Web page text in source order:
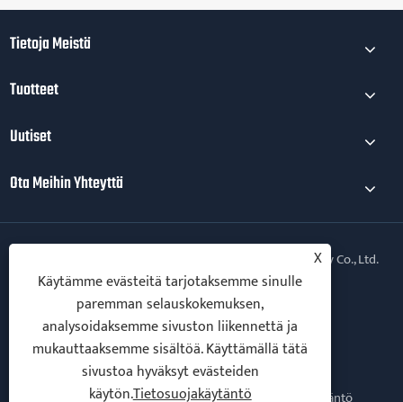
Tietoja Meistä
Tuotteet
Uutiset
Ota Meihin Yhteyttä
Copyright © 2026 Qingdao Yingruis Fitness Technology Co., Ltd.
Kaikki oikeudet pidätetään.
Follow Us
X
Käytämme evästeitä tarjotaksemme sinulle
paremman selauskokemuksen,
analysoidaksemme sivuston liikennettä ja
mukauttaaksemme sisältöä. Käyttämällä tätä
sivustoa hyväksyt evästeiden
käytön.Tietosuojakäytäntö